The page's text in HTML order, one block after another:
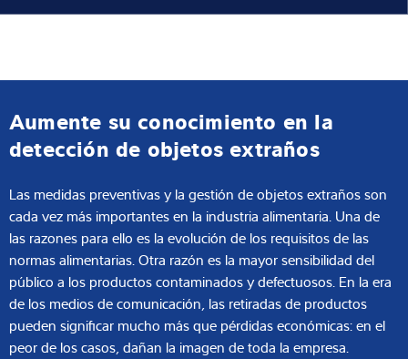
Aumente su conocimiento en la
detección de objetos extraños
Las medidas preventivas y la gestión de objetos extraños son
cada vez más importantes en la industria alimentaria. Una de
las razones para ello es la evolución de los requisitos de las
normas alimentarias. Otra razón es la mayor sensibilidad del
público a los productos contaminados y defectuosos. En la era
de los medios de comunicación, las retiradas de productos
pueden significar mucho más que pérdidas económicas: en el
peor de los casos, dañan la imagen de toda la empresa.